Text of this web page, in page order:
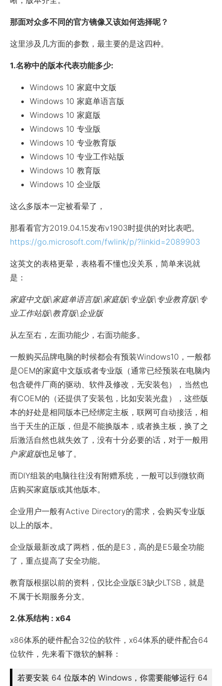
那面对众多不同的官方镜像又该如何选择呢？
这里涉及几方面的参数，最主要的是这四种。
1.名称中的版本代表功能多少:
Windows 10 家庭中文版
Windows 10 家庭单语言版
Windows 10 家庭版
Windows 10 专业版
Windows 10 专业教育版
Windows 10 专业工作站版
Windows 10 教育版
Windows 10 企业版
这么多版本一定被看晕了，
那看看官方2019.04.15发布v1903时提供的对比表吧。
https://go.microsoft.com/fwlink/p/?linkid=2089903
这英文的表格更晕，表格看不懂也没关系，简单来说就
是：
家庭中文版\家庭单语言版\家庭版\专业版\专业教育版\专
业工作站版\教育版\企业版
从左至右，左面功能少，右面功能多。
一般购买品牌电脑的时候都会有预装Windows10，一般都
是OEM的家庭中文版或者专业版（通常已经预装在电脑内
包含硬件厂商的驱动、软件及修改，无安装包），当然也
有COEM的（还提供了安装包，比如安装光盘），这些版
本的好处是相同版本已经绑定主板，联网可自动接活，相
当于天生的正版，但是不能换版本，或者换主板，换了之
后激活自然也就失效了，没有十分必要的话，对于一般用
户家庭版也足够了。
而DIY组装的电脑往往没有附赠系统，一般可以到微软商
店购买家庭版或其他版本。
企业用户一般有Active Directory的需求，会购买专业版
以上的版本。
企业版最新改成了两档，低的是E3，高的是E5最全功能
了，重点提高了安全功能。
教育版根据以前的资料，仅比企业版E3缺少LTSB，就是
不属于长期服务分支。
2.体系结构 : x64
x86体系的硬件配合32位的软件，x64体系的硬件配合64
位软件，先来看下微软的解释：
若要安装 64 位版本的 Windows，你需要能够运行 64